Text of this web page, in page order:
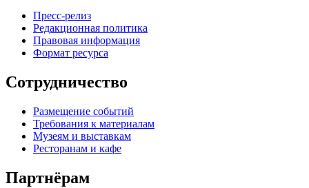
Пресс-релиз
Редакционная политика
Правовая информация
Формат ресурса
Сотрудничество
Размещение событий
Требования к материалам
Музеям и выставкам
Ресторанам и кафе
Партнёрам